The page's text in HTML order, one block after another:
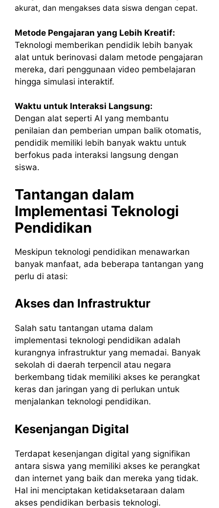
akurat, dan mengakses data siswa dengan cepat.
Metode Pengajaran yang Lebih Kreatif:
Teknologi memberikan pendidik lebih banyak
alat untuk berinovasi dalam metode pengajaran
mereka, dari penggunaan video pembelajaran
hingga simulasi interaktif.
Waktu untuk Interaksi Langsung:
Dengan alat seperti AI yang membantu
penilaian dan pemberian umpan balik otomatis,
pendidik memiliki lebih banyak waktu untuk
berfokus pada interaksi langsung dengan
siswa.
Tantangan dalam
Implementasi Teknologi
Pendidikan
Meskipun teknologi pendidikan menawarkan
banyak manfaat, ada beberapa tantangan yang
perlu di atasi:
Akses dan Infrastruktur
Salah satu tantangan utama dalam
implementasi teknologi pendidikan adalah
kurangnya infrastruktur yang memadai. Banyak
sekolah di daerah terpencil atau negara
berkembang tidak memiliki akses ke perangkat
keras dan jaringan yang di perlukan untuk
menjalankan teknologi pendidikan.
Kesenjangan Digital
Terdapat kesenjangan digital yang signifikan
antara siswa yang memiliki akses ke perangkat
dan internet yang baik dan mereka yang tidak.
Hal ini menciptakan ketidaksetaraan dalam
akses pendidikan berbasis teknologi.